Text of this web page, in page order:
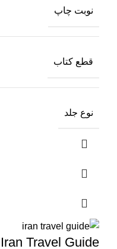
نوبت چاپ
قطع کتاب
نوع جلد
Iran Travel Guide